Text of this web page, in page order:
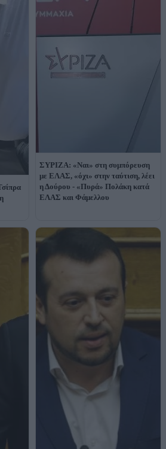
ΣΥΡΙΖΑ: «Ναι» στη συμπόρευση
με ΕΛΑΣ, «όχι» στην ταύτιση, λέει
η Δούρου - «Πυρά» Πολάκη κατά
ΕΛΑΣ και Φάμελλου